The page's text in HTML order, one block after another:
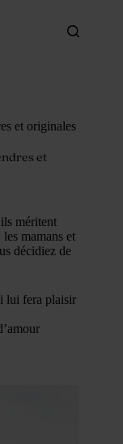
et originales
et
méritent
mamans et
décidiez de
lui fera plaisir